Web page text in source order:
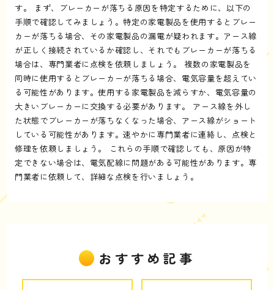
す。 まず、ブレーカーが落ちる原因を特定するために、以下の
手順で確認してみましょう。特定の家電製品を使用するとブレー
カーが落ちる場合、その家電製品の漏電が疑われます。アース線
が正しく接続されているか確認し、それでもブレーカーが落ちる
場合は、専門業者に点検を依頼しましょう。 複数の家電製品を
同時に使用するとブレーカーが落ちる場合、電気容量を超えてい
る可能性があります。使用する家電製品を減らすか、電気容量の
大きいブレーカーに交換する必要があります。 アース線を外し
た状態でブレーカーが落ちなくなった場合、アース線がショート
している可能性があります。速やかに専門業者に連絡し、点検と
修理を依頼しましょう。 これらの手順で確認しても、原因が特
定できない場合は、電気配線に問題がある可能性があります。専
門業者に依頼して、詳細な点検を行いましょう。
おすすめ記事